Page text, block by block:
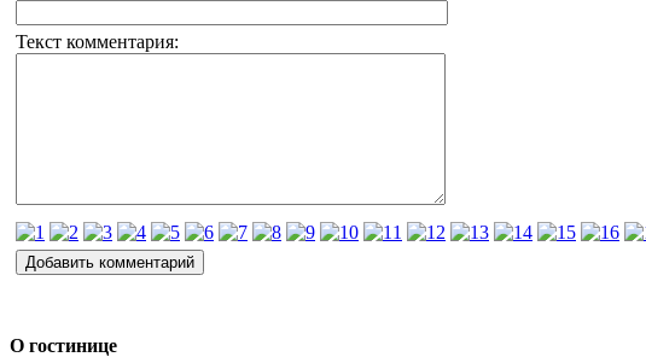
Текст комментария:
О гостинице